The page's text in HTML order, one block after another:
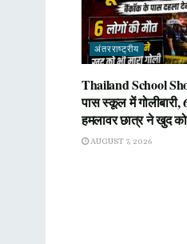
अंतरराष्ट्रीय
Thailand School
पास स्कूल में गोलीबारी,
हमलावर छात्र ने खुद को
AUGUST 7, 2026